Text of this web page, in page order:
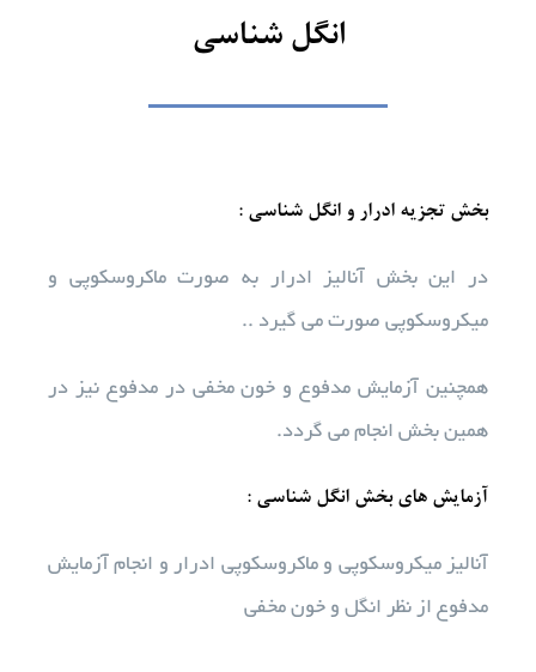
تجهیزات آزمایشگاهی
خدمات ما
درباره ما
استخدام
انگل شناسی
بخش تجزیه ادرار و انگل شناسی :
در این بخش آنالیز ادرار به صورت ماکروسکوپی و
میکروسکوپی صورت می گیرد ..
همچنین آزمایش مدفوع و خون مخفی در مدفوع نیز در
همین بخش انجام می گردد.
آزمایش های بخش انگل شناسی :
آنالیز میکروسکوپی و ماکروسکوپی ادرار و انجام آزمایش
مدفوع از نظر انگل و خون مخفی